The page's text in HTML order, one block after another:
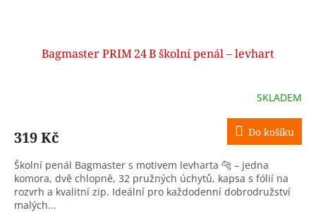
Bagmaster PRIM 24 B školní penál – levhart
SKLADEM
319 Kč Do košíku
Školní penál Bagmaster s motivem levharta 🐆 – jedna
komora, dvě chlopně, 32 pružných úchytů, kapsa s fólií na
rozvrh a kvalitní zip. Ideální pro každodenní dobrodružství
malých...